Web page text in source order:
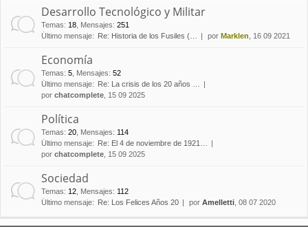
Desarrollo Tecnológico y Militar
Temas: 18 Mensajes: 251
Último mensaje:
Re: Historia de los Fusiles (… por Marklen , 16 09 2021
Economía
Temas: 5 Mensajes: 52
Último mensaje:
Re: La crisis de los 20 años …
por chatcomplete , 15 09 2025
Política
Temas: 20 Mensajes: 114
Último mensaje:
Re: El 4 de noviembre de 1921…
por chatcomplete , 15 09 2025
Sociedad
Temas: 12 Mensajes: 112
Último mensaje:
Re: Los Felices Años 20 por Amelletti , 08 07 2020